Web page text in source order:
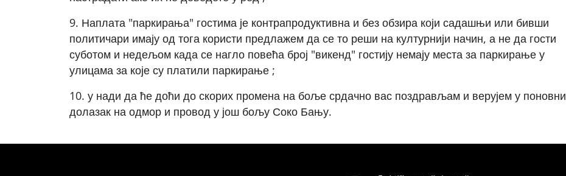
9. Наплата "паркирања" гостима је контрапродуктивна и без обзира који садашњи или бивши
политичари имају од тога користи предлажем да се то реши на културнији начин, а не да гости
суботом и недељом када се нагло повећа број "викенд" гостију немају места за паркирање у
улицама за које су платили паркирање ;
10. у нади да ће доћи до скорих промена на боље срдачно вас поздрављам и верујем у поновни
долазак на одмор и провод у још бољу Соко Бању.